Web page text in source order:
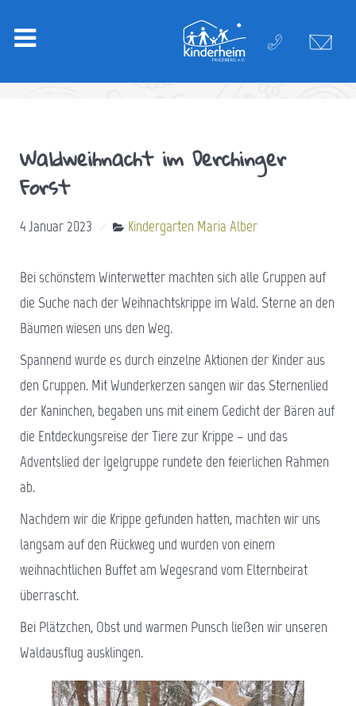
Waldweihnacht im Derchinger
Forst
4 Januar 2023 Kindergarten Maria Alber
Bei schönstem Winterwetter machten sich alle Gruppen auf
die Suche nach der Weihnachtskrippe im Wald. Sterne an den
Bäumen wiesen uns den Weg.
Spannend wurde es durch einzelne Aktionen der Kinder aus
den Gruppen. Mit Wunderkerzen sangen wir das Sternenlied
der Kaninchen, begaben uns mit einem Gedicht der Bären auf
die Entdeckungsreise der Tiere zur Krippe – und das
Adventslied der Igelgruppe rundete den feierlichen Rahmen
ab.
Nachdem wir die Krippe gefunden hatten, machten wir uns
langsam auf den Rückweg und wurden von einem
weihnachtlichen Buffet am Wegesrand vom Elternbeirat
überrascht.
Bei Plätzchen, Obst und warmen Punsch ließen wir unseren
Waldausflug ausklingen.